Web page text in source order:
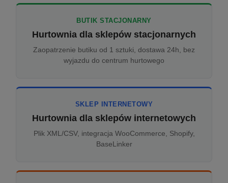
BUTIK STACJONARNY
Hurtownia dla sklepów stacjonarnych
Zaopatrzenie butiku od 1 sztuki, dostawa 24h, bez
wyjazdu do centrum hurtowego
SKLEP INTERNETOWY
Hurtownia dla sklepów internetowych
Plik XML/CSV, integracja WooCommerce, Shopify,
BaseLinker